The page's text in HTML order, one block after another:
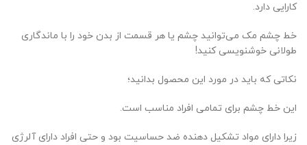
کارایی دارد.
خط چشم مک می‌توانید چشم یا هر قسمت از بدن خود را با ماندگاری
طولانی خوشنویسی کنید!
نکاتی که باید در مورد این محصول بدانید؛
این خط چشم برای تمامی افراد مناسب است.
زیرا دارای مواد تشکیل دهنده ضد حساسیت بود و حتی افراد دارای آلرژی